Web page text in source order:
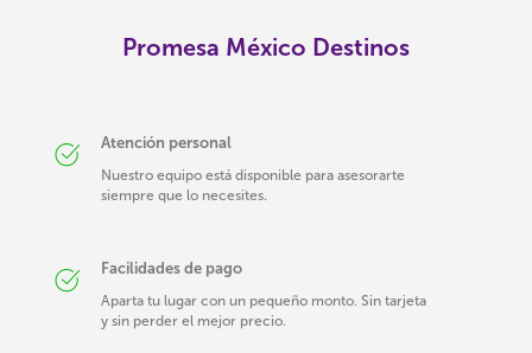
Promesa México Destinos
Atención personal
Nuestro equipo está disponible para asesorarte
siempre que lo necesites.
Facilidades de pago
Aparta tu lugar con un pequeño monto. Sin tarjeta
y sin perder el mejor precio.